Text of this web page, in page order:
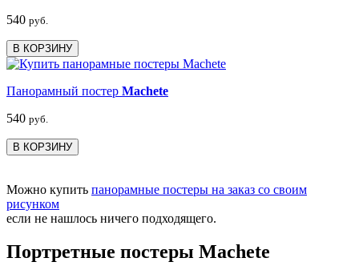
540 руб.
В КОРЗИНУ
Панорамный постер Machete
540 руб.
В КОРЗИНУ
Можно купить панорамные постеры на заказ со своим
рисунком
если не нашлось ничего подходящего.
Портретные постеры Machete